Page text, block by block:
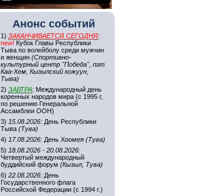
Анонс событий
1) ЗАКАНЧИВАЕТСЯ СЕГОДНЯ:
new! Кубок Главы Республики
Тыва по волейболу среди мужчин
и женщин (Спортивно-
культурный центр "Победа", пгт
Каа-Хем, Кызылский кожуун,
Тыва)
2) ЗАВТРА: Международный день
коренных народов мира (с 1995 г,
по решению Генеральной
Ассамблеи ООН)
3) 15.08.2026: День Республики
Тыва (Тува)
4) 17.08.2026: День Хоомея (Тува)
5) 18.08.2026 - 20.08.2026:
Четвертый международный
буддийский форум (Кызыл, Тува)
6) 22.08.2026: День
Государственного флага
Российской Федерации (с 1994 г.)